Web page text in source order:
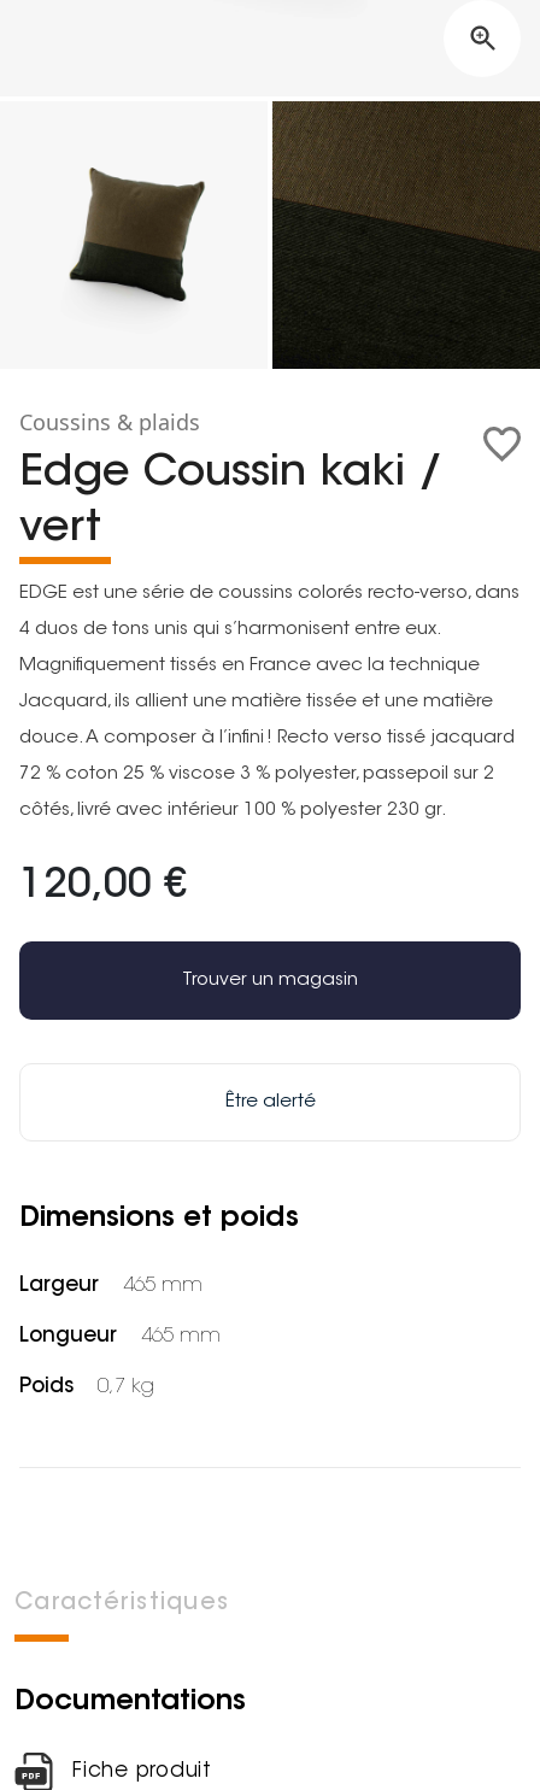
Coussins & plaids
Edge Coussin kaki /
vert
EDGE est une série de coussins colorés recto-verso, dans
4 duos de tons unis qui s’harmonisent entre eux.
Magnifiquement tissés en France avec la technique
Jacquard, ils allient une matière tissée et une matière
douce. A composer à l’infini ! Recto verso tissé jacquard
72 % coton 25 % viscose 3 % polyester, passepoil sur 2
côtés, livré avec intérieur 100 % polyester 230 gr.
120,00 €
Trouver un magasin
Être alerté
Dimensions et poids
Largeur 465 mm
Longueur 465 mm
Poids 0,7 kg
Caractéristiques
Documentations
Fiche produit